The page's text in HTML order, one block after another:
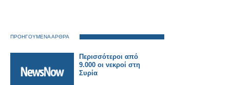
ΠΡΟΗΓΟΥΜΕΝΑ ΑΡΘΡΑ
Περισσότεροι από
9.000 οι νεκροί στη
Συρία